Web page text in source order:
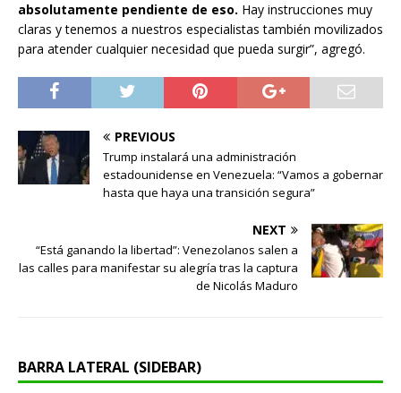
absolutamente pendiente de eso. Hay instrucciones muy
claras y tenemos a nuestros especialistas también movilizados
para atender cualquier necesidad que pueda surgir”, agregó.
PREVIOUS
Trump instalará una administración
estadounidense en Venezuela: “Vamos a gobernar
hasta que haya una transición segura”
NEXT
“Está ganando la libertad”: Venezolanos salen a
las calles para manifestar su alegría tras la captura
de Nicolás Maduro
BARRA LATERAL (SIDEBAR)